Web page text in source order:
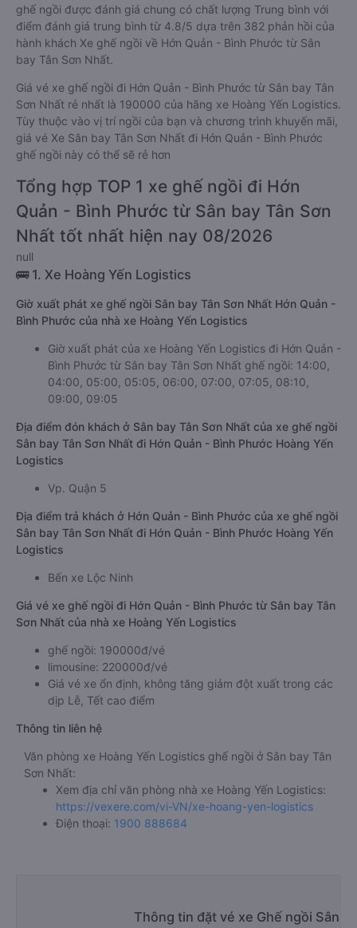
ghế ngồi được đánh giá chung có chất lượng Trung bình với
điểm đánh giá trung bình từ 4.8/5 dựa trên 382 phản hồi của
hành khách Xe ghế ngồi về Hớn Quản - Bình Phước từ Sân
bay Tân Sơn Nhất.
Giá vé xe ghế ngồi đi Hớn Quản - Bình Phước từ Sân bay Tân
Sơn Nhất rẻ nhất là 190000 của hãng xe Hoàng Yến Logistics.
Tùy thuộc vào vị trí ngồi của bạn và chương trình khuyến mãi,
giá vé Xe Sân bay Tân Sơn Nhất đi Hớn Quản - Bình Phước
ghế ngồi này có thể sẽ rẻ hơn
Tổng hợp TOP 1 xe ghế ngồi đi Hớn
Quản - Bình Phước từ Sân bay Tân Sơn
Nhất tốt nhất hiện nay 08/2026
null
🚌 1. Xe Hoàng Yến Logistics
Giờ xuất phát xe ghế ngồi Sân bay Tân Sơn Nhất Hớn Quản -
Bình Phước của nhà xe Hoàng Yến Logistics
Giờ xuất phát của xe Hoàng Yến Logistics đi Hớn Quản -
Bình Phước từ Sân bay Tân Sơn Nhất ghế ngồi: 14:00,
04:00, 05:00, 05:05, 06:00, 07:00, 07:05, 08:10,
09:00, 09:05
Địa điểm đón khách ở Sân bay Tân Sơn Nhất của xe ghế ngồi
Sân bay Tân Sơn Nhất đi Hớn Quản - Bình Phước Hoàng Yến
Logistics
Vp. Quận 5
Địa điểm trả khách ở Hớn Quản - Bình Phước của xe ghế ngồi
Sân bay Tân Sơn Nhất đi Hớn Quản - Bình Phước Hoàng Yến
Logistics
Bến xe Lộc Ninh
Giá vé xe ghế ngồi đi Hớn Quản - Bình Phước từ Sân bay Tân
Sơn Nhất của nhà xe Hoàng Yến Logistics
ghế ngồi: 190000đ/vé
limousine: 220000đ/vé
Giá vé xe ổn định, không tăng giảm đột xuất trong các
dịp Lễ, Tết cao điểm
Thông tin liên hệ
Văn phòng xe Hoàng Yến Logistics ghế ngồi ở Sân bay Tân
Sơn Nhất:
Xem địa chỉ văn phòng nhà xe Hoàng Yến Logistics:
https://vexere.com/vi-VN/xe-hoang-yen-logistics
Điện thoại: 1900 888684
Thông tin đặt vé xe Ghế ngồi Sân